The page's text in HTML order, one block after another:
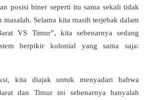
posisi biner seperti itu sama sekali tidak
masalah. Selama kita masih terjebak dalam
VS Timur”, kita sebenarnya sedang
berpikir kolonial yang sama saja:
kita diajak untuk menyadari bahwa
dan Timur ini sebenarnya hanyalah